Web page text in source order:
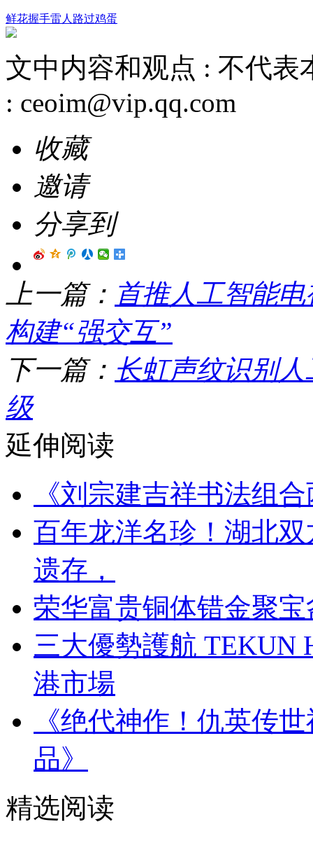
鲜花握手雷人 路过鸡蛋
文中内容和观点 : 不代表
: ceoim@vip.qq.com
收藏
邀请
分享到
上一篇： 首推人工智能
构建“强交互”
下一篇： 长虹声纹识别
级
延伸阅读
《刘宗建吉祥书法组
百年龙洋名珍！湖北
遗存，
荣华富贵铜体错金聚
三大優勢護航 TEKUN
港市場
《绝代神作！仇英传
品》
精选阅读